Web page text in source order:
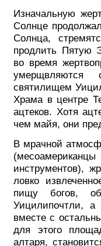
Изначальную
Солнце
Солнца,
продлить Пятую
во время
умерщвляются
святилищем
Храма в центре
ацтеков. Хотя
чем майя, они
В мрачной
инструментов),
ловко
пищу богов,
Уицилипочтли, а
вместе с
для этого
алтаря,